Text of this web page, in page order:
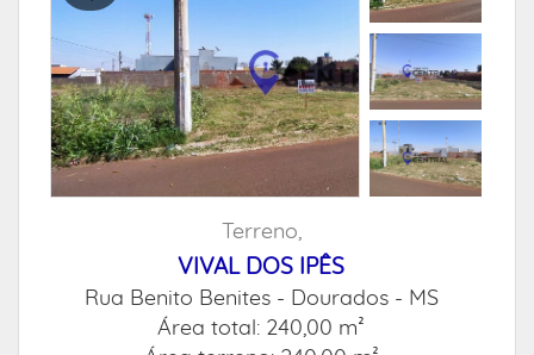
Terreno,
VIVAL DOS IPÊS
Rua Benito Benites - Dourados - MS
Área total: 240,00 m²